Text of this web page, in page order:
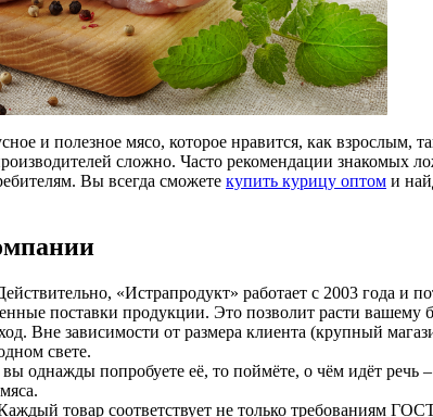
и полезное мясо, которое нравится, как взрослым,
сложно. Часто рекомендации знакомых
Вы всегда сможете купить курицу оптом и
«Истрапродукт» работает с 2003 года и
поставки продукции. Это позволит расти вашему
Вне зависимости от размера клиента (крупный
свете.
однажды попробуете её, то поймёте, о чём идёт
товар соответствует не только требованиям